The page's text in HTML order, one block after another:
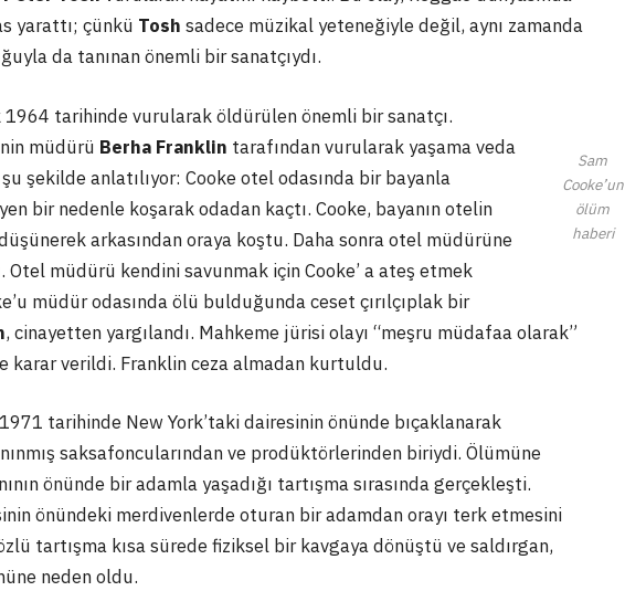
yarattı; çünkü Toshsadece müzikal yeteneğiyle değil, aynı zamanda
da tanınan önemli bir sanatçıydı.
Sam
Cooke’un
ölüm
haberi
1964 tarihinde vurularak öldürülen önemli bir sanatçı.
müdürü Berha Franklin tarafından vurularak yaşama veda
şekilde anlatılıyor: Cooke otel odasında bir bayanla
bir nedenle koşarak odadan kaçtı. Cooke, bayanın otelin
arkasından oraya koştu. Daha sonra otel müdürüne
Otel müdürü kendini savunmak için Cooke’ a ateş etmek
müdür odasında ölü bulduğunda ceset çırılçıplak bir
, cinayetten yargılandı. Mahkeme jürisi olayı “meşru müdafaa olarak”
karar verildi. Franklin ceza almadan kurtuldu.
tarihinde New York’taki dairesinin önünde bıçaklanarak
saksafoncularından ve prodüktörlerinden biriydi. Ölümüne
önünde bir adamla yaşadığı tartışma sırasında gerçekleşti.
önündeki merdivenlerde oturan bir adamdan orayı terk etmesini
tartışma kısa sürede fiziksel bir kavgaya dönüştü ve saldırgan,
neden oldu.